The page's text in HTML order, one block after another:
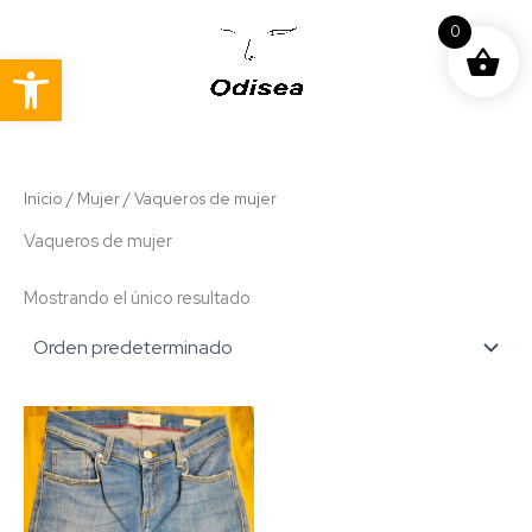
Abrir barra de herramientas
contenido
Inicio / Mujer / Vaqueros de mujer
Vaqueros de mujer
Mostrando el único resultado
Este
producto
tiene
0